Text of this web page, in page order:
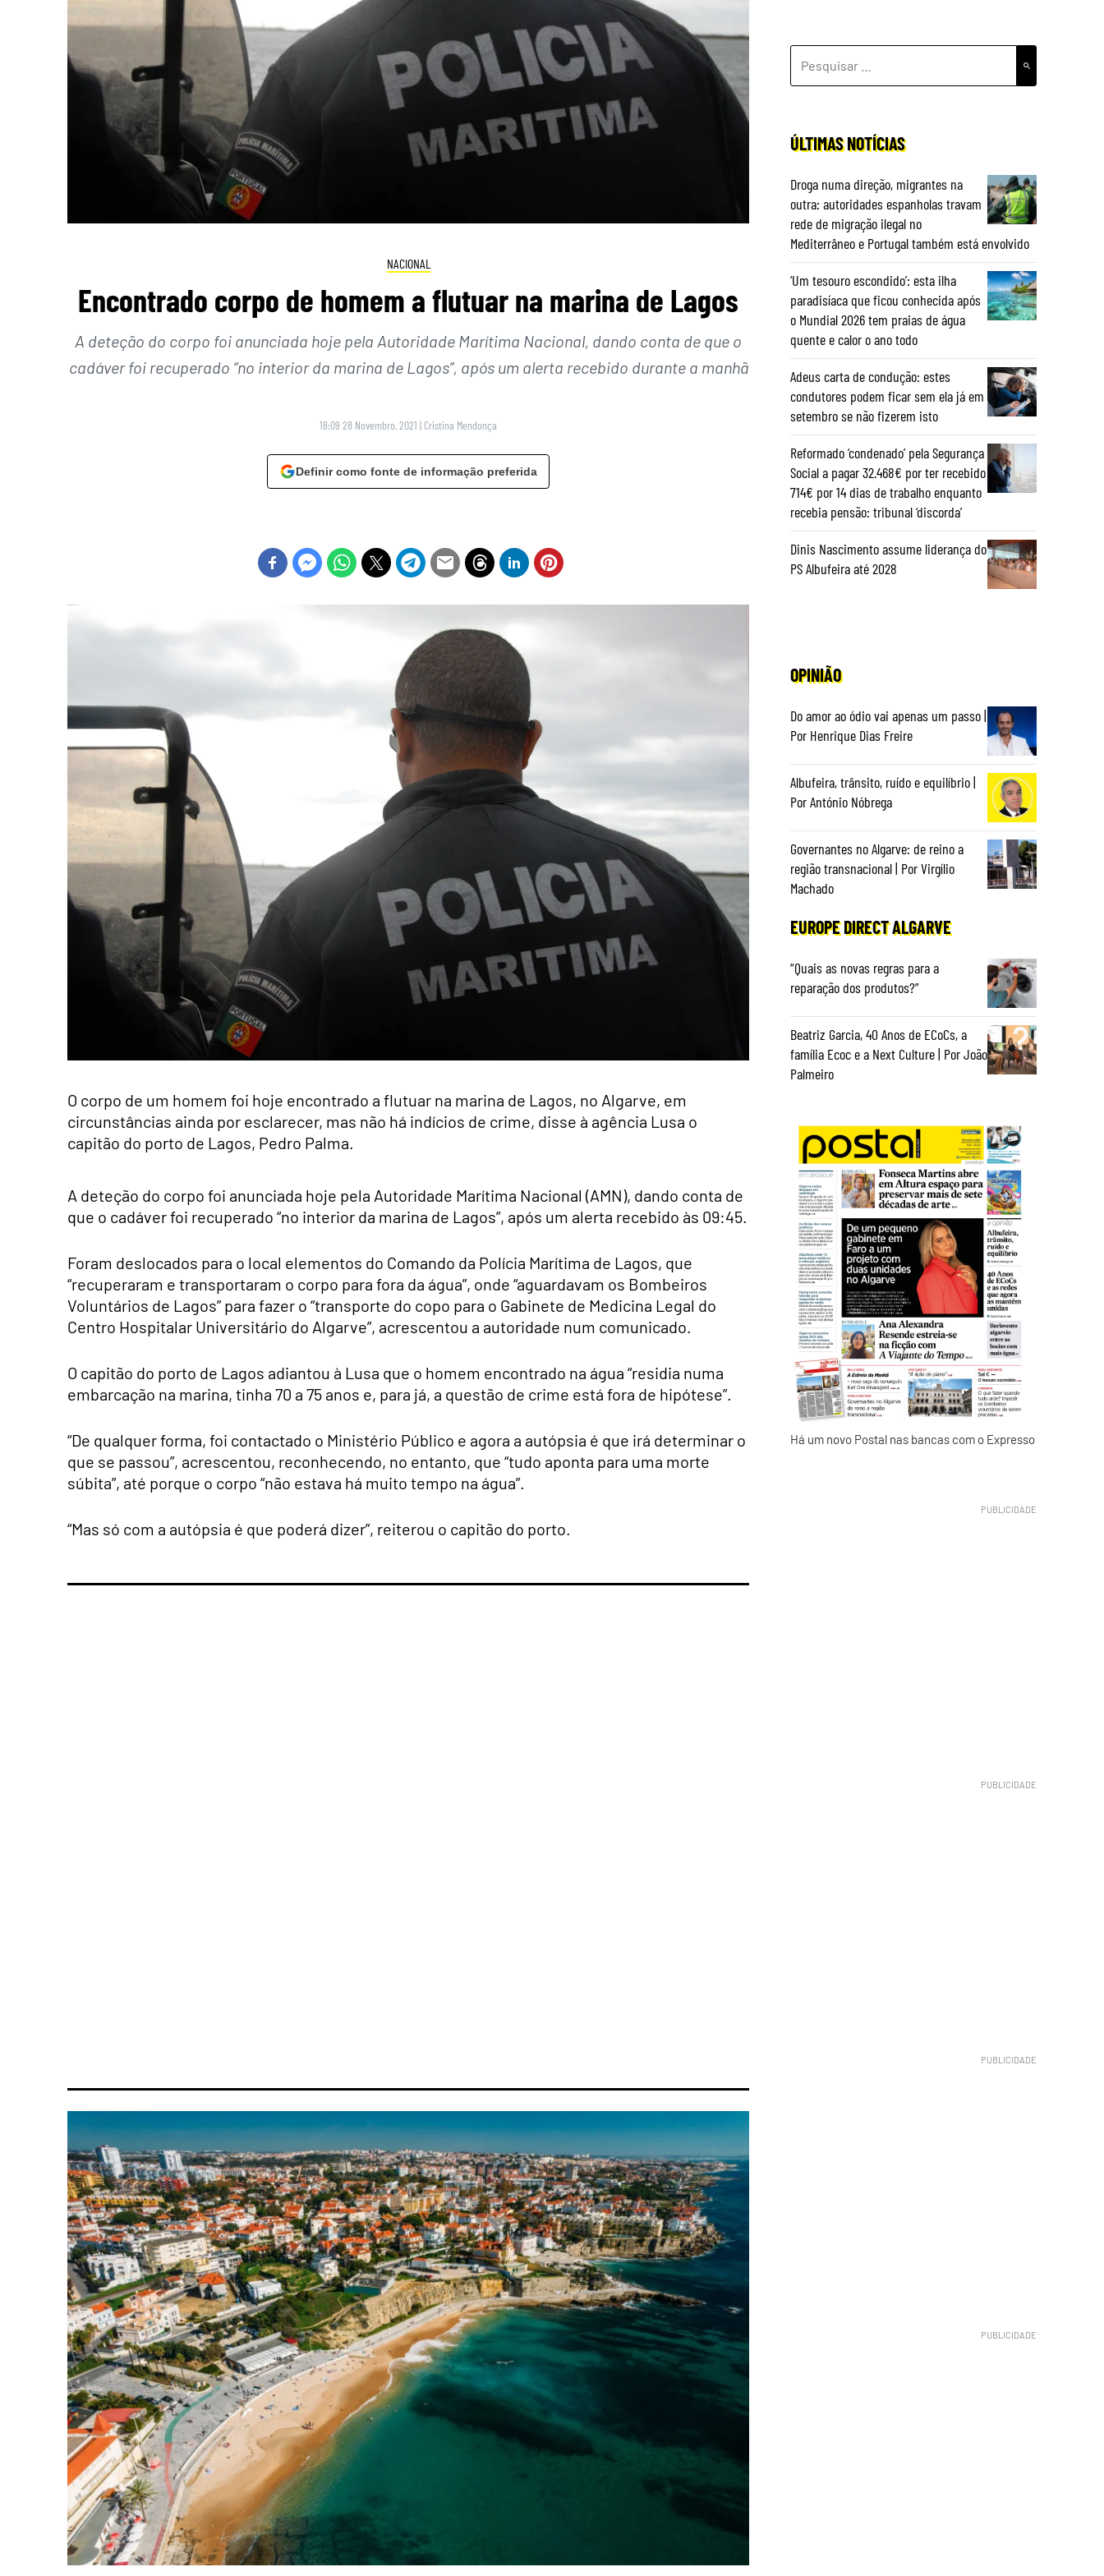
NACIONAL
Encontrado corpo de homem a flutuar na marina de Lagos
A deteção do corpo foi anunciada hoje pela Autoridade Marítima Nacional, dando conta de que o
cadáver foi recuperado “no interior da marina de Lagos”, após um alerta recebido durante a manhã
18:09 28 Novembro, 2021 | Cristina Mendonça
Definir como fonte de informação preferida
O corpo de um homem foi hoje encontrado a flutuar na marina de Lagos, no Algarve, em
circunstâncias ainda por esclarecer, mas não há indícios de crime, disse à agência Lusa o
capitão do porto de Lagos, Pedro Palma.
A deteção do corpo foi anunciada hoje pela Autoridade Marítima Nacional (AMN), dando conta de
que o cadáver foi recuperado “no interior da marina de Lagos”, após um alerta recebido às 09:45.
Foram deslocados para o local elementos do Comando da Polícia Marítima de Lagos, que
“recuperaram e transportaram o corpo para fora da água”, onde “aguardavam os Bombeiros
Voluntários de Lagos” para fazer o “transporte do copo para o Gabinete de Medicina Legal do
Centro Hospitalar Universitário do Algarve”, acrescentou a autoridade num comunicado.
O capitão do porto de Lagos adiantou à Lusa que o homem encontrado na água “residia numa
embarcação na marina, tinha 70 a 75 anos e, para já, a questão de crime está fora de hipótese”.
“De qualquer forma, foi contactado o Ministério Público e agora a autópsia é que irá determinar o
que se passou”, acrescentou, reconhecendo, no entanto, que “tudo aponta para uma morte
súbita”, até porque o corpo “não estava há muito tempo na água”.
“Mas só com a autópsia é que poderá dizer”, reiterou o capitão do porto.
POR:
ÚLTIMAS NOTÍCIAS
Droga numa direção, migrantes na
outra: autoridades espanholas travam
rede de migração ilegal no
Mediterrâneo e Portugal também está envolvido
‘Um tesouro escondido’: esta ilha
paradisíaca que ficou conhecida após
o Mundial 2026 tem praias de água
quente e calor o ano todo
Adeus carta de condução: estes
condutores podem ficar sem ela já em
setembro se não fizerem isto
Reformado ‘condenado’ pela Segurança
Social a pagar 32.468€ por ter recebido
714€ por 14 dias de trabalho enquanto
recebia pensão: tribunal ‘discorda’
Dinis Nascimento assume liderança do
PS Albufeira até 2028
OPINIÃO
Do amor ao ódio vai apenas um passo |
Por Henrique Dias Freire
Albufeira, trânsito, ruído e equilíbrio |
Por António Nóbrega
Governantes no Algarve: de reino a
região transnacional | Por Virgílio
Machado
EUROPE DIRECT ALGARVE
“Quais as novas regras para a
reparação dos produtos?”
Beatriz Garcia, 40 Anos de ECoCs, a
família Ecoc e a Next Culture | Por João
Palmeiro
Há um novo Postal nas bancas com o Expresso